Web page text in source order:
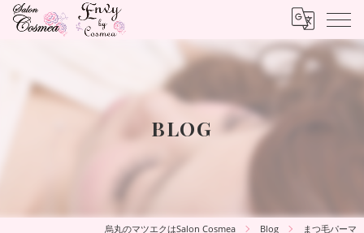
BLOG
烏丸のマツエクはSalon Cosmea Blog まつ毛パーマ